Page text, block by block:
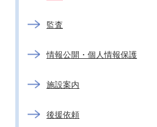
監査
情報公開・個人情報保護
施設案内
後援依頼